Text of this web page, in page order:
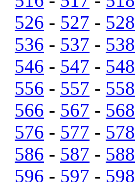
526 - 527 - 528
536 - 537 - 538
546 - 547 - 548
556 - 557 - 558
566 - 567 - 568
576 - 577 - 578
586 - 587 - 588
596 - 597 - 598